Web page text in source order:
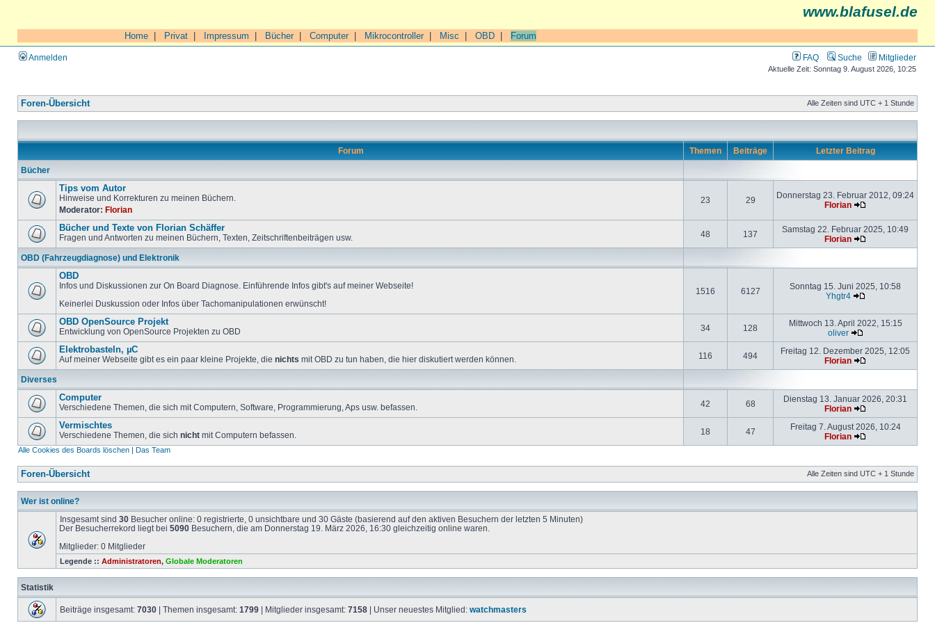
www.blafusel.de
Home Privat Impressum Bücher| Computer| Mikrocontroller| Misc OBD Forum
Anmelden FAQ Suche Mitglieder
Aktuelle Zeit: Sonntag 9. August 2026, 10:25
Foren-Übersicht Alle Zeiten sind UTC + 1 Stunde
Forum Themen Beiträge Letzter Beitrag
Bücher
Tips vom Autor
Hinweise und Korrekturen zu meinen Büchern.
Moderator: Florian
23 29
Donnerstag 23. Februar 2012, 09:24
Florian
Bücher und Texte von Florian Schäffer
Fragen und Antworten zu meinen Büchern, Texten, Zeitschriftenbeiträgen usw. 48 137
Samstag 22. Februar 2025, 10:49
Florian
OBD (Fahrzeugdiagnose) und Elektronik
OBD
Infos und Diskussionen zur On Board Diagnose. Einführende Infos gibt's auf meiner Webseite!
Keinerlei Duskussion oder Infos über Tachomanipulationen erwünscht!
1516 6127
Sonntag 15. Juni 2025, 10:58
Yhgtr4
OBD OpenSource Projekt
Entwicklung von OpenSource Projekten zu OBD 34 128
Mittwoch 13. April 2022, 15:15
oliver
Elektrobasteln, µC
Auf meiner Webseite gibt es ein paar kleine Projekte, die nichts mit OBD zu tun haben, die hier diskutiert werden können. 116 494
Freitag 12. Dezember 2025, 12:05
Florian
Diverses
Computer
Verschiedene Themen, die sich mit Computern, Software, Programmierung, Aps usw. befassen. 42 68
Dienstag 13. Januar 2026, 20:31
Florian
Vermischtes
Verschiedene Themen, die sich nicht mit Computern befassen. 18 47
Freitag 7. August 2026, 10:24
Florian
Alle Cookies des Boards löschen | Das Team
Foren-Übersicht Alle Zeiten sind UTC + 1 Stunde
Wer ist online?
Insgesamt sind 30 Besucher online: 0 registrierte, 0 unsichtbare und 30 Gäste (basierend auf den aktiven Besuchern der letzten 5 Minuten)
Der Besucherrekord liegt bei 5090 Besuchern, die am Donnerstag 19. März 2026, 16:30 gleichzeitig online waren.
Mitglieder: 0 Mitglieder
Legende :: Administratoren, Globale Moderatoren
Statistik
Beiträge insgesamt: 7030 | Themen insgesamt: 1799 | Mitglieder insgesamt: 7158 | Unser neuestes Mitglied: watchmasters